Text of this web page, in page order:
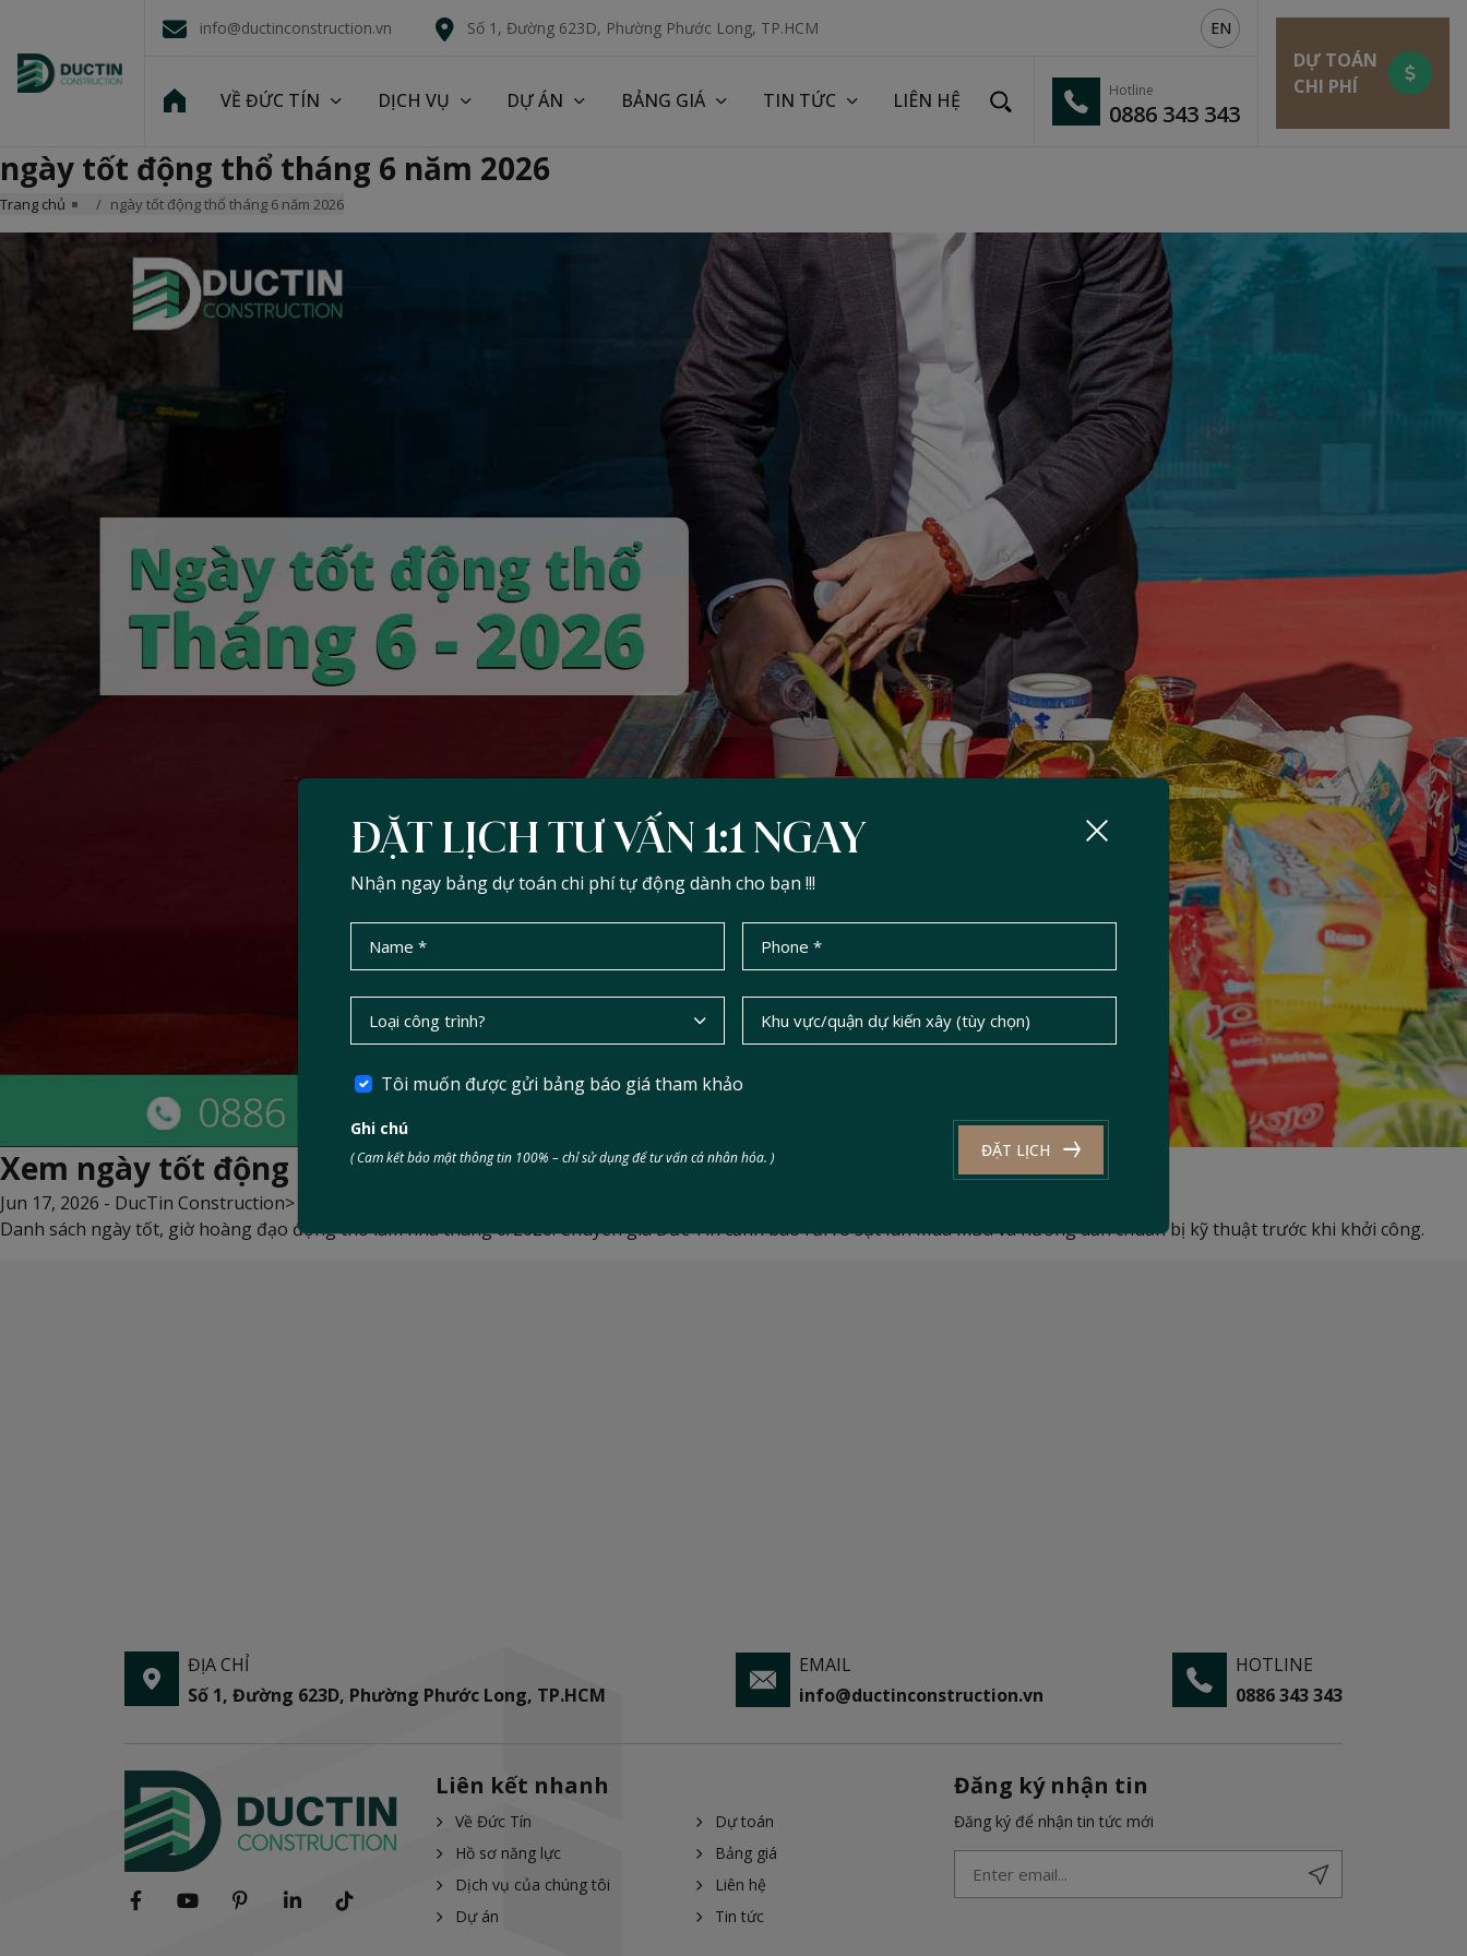
info@ductinconstruction.vn Số 1, Đường 623D, Phường Phước Long, TP.HCM EN
VỀ ĐỨC TÍN DỊCH VỤ DỰ ÁN BẢNG GIÁ TIN TỨC LIÊN HỆ Hotline
0886 343 343
DỰ TOÁN
CHI PHÍ
ngày tốt động thổ tháng 6 năm 2026
Trang chủ ngày tốt động thổ tháng 6 năm 2026
Xem ngày tốt động thổ tháng 6/2026: Phong thủy chuẩn - Nền móng vững
Jun 17, 2026 - DucTin Construction>
Danh sách ngày tốt, giờ hoàng đạo động thổ làm nhà tháng 6/2026. Chuyên gia Đức Tín cảnh báo rủi ro sụt lún mùa mưa và hướng dẫn chuẩn bị kỹ thuật trước khi khởi công.
ĐỊA CHỈ
Số 1, Đường 623D, Phường Phước Long, TP.HCM
EMAIL
info@ductinconstruction.vn
HOTLINE
0886 343 343
Liên kết nhanh
Về Đức Tín
Hồ sơ năng lực
Dịch vụ của chúng tôi
Dự án
Dự toán
Bảng giá
Liên hệ
Tin tức
Đăng ký nhận tin
Đăng ký để nhận tin tức mới
ĐẶT LỊCH TƯ VẤN 1:1 NGAY
Nhận ngay bảng dự toán chi phí tự động dành cho bạn !!!
Tôi muốn được gửi bảng báo giá tham khảo
Ghi chú
( Cam kết bảo mật thông tin 100% – chỉ sử dụng để tư vấn cá nhân hóa. ) ĐẶT LỊCH